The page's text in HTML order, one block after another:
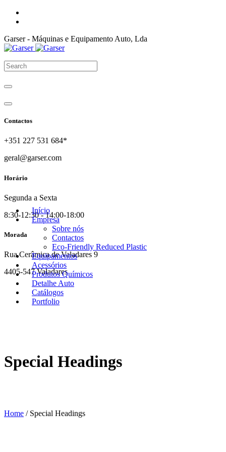
Garser - Máquinas e Equipamento Auto, Lda
Contactos
+351 227 531 684*
geral@garser.com
Horário
Segunda a Sexta
8:30-12:30 - 14:00-18:00
Morada
Rua Cerâmica de Valadares 9
4405-547 Valadares
Início
Empresa
Sobre nós
Contactos
Eco-Friendly Reduced Plastic
Equipamentos
Acessórios
Produtos Químicos
Detalhe Auto
Catálogos
Portfolio
Special Headings
Home / Special Headings